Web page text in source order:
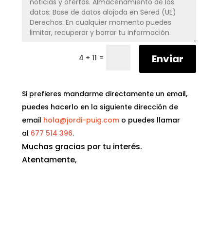
4 + 11 = Enviar
Si prefieres mandarme directamente un email,
puedes hacerlo en la siguiente dirección de
email hola@jordi-puig.com o puedes llamar
al 677 514 396.
Muchas gracias por tu interés.
Atentamente,